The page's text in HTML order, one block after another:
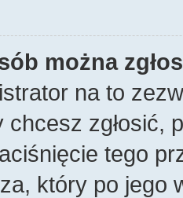
można
na to
chcesz zgłosić,
tego
który po jego